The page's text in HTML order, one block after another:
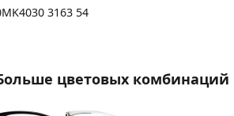
3163 54
цветовых комбинаций